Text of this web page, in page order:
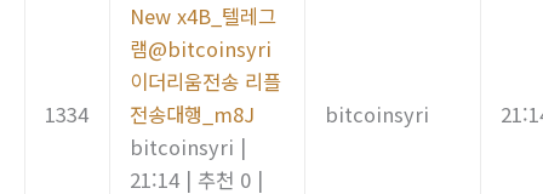
1334
New x4B_텔레그
램@bitcoinsyri
이더리움전송 리플
전송대행_m8J
bitcoinsyri |
21:14 | 추천 0 |
bitcoinsyri